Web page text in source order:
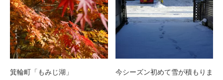
箕輪町「もみじ湖」
今シーズン初めて雪が積もりま